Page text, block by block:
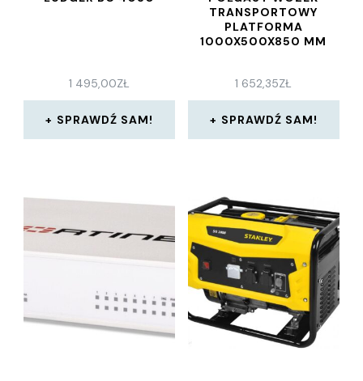
1 495,00ZŁ
SPRAWDŹ SAM!
TRANSPORTOWY
PLATFORMA
1000X500X850 MM
1 652,35ZŁ
SPRAWDŹ SAM!